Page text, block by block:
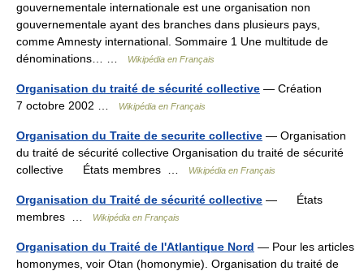
gouvernementale internationale est une organisation non
gouvernementale ayant des branches dans plusieurs pays,
comme Amnesty international. Sommaire 1 Une multitude de
dénominations… …
Wikipédia en Français
Organisation du traité de sécurité collective — Création
7 octobre 2002 …
Wikipédia en Français
Organisation du Traite de securite collective — Organisation
du traité de sécurité collective Organisation du traité de sécurité
collective États membres …
Wikipédia en Français
Organisation du Traité de sécurité collective — États
membres …
Wikipédia en Français
Organisation du Traité de l'Atlantique Nord — Pour les articles
homonymes, voir Otan (homonymie). Organisation du traité de